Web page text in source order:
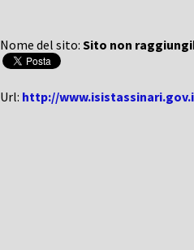
Nome del sito: Sito non
Url: http://